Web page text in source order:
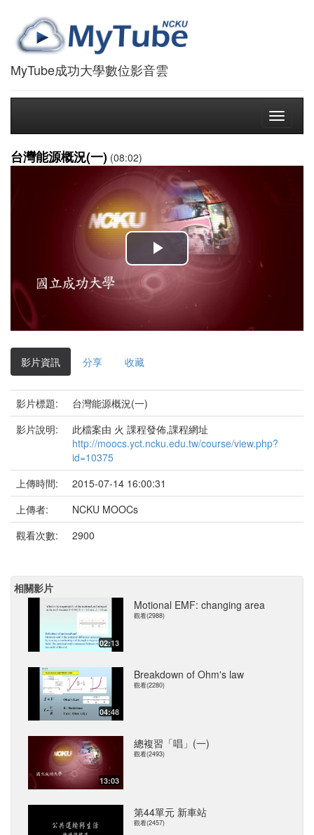
MyTube成功大學數位影音雲
Toggle
台灣能源概況(一) (08:02)
播
放
影
影片資訊 分享 收藏
影片標題:
台灣能源概況(一)
影片說明:
此檔案由 火 課程發佈,課程網址
http://moocs.yct.ncku.edu.tw/course/view.php?
id=10375
上傳時間:
2015-07-14 16:00:31
上傳者:
NCKU MOOCs
觀看次數:
2900
相關影片
02:13
Motional EMF: changing area
觀看(2988)
04:48
Breakdown of Ohm's law
觀看(2280)
13:03
總複習「唱」(一)
觀看(2493)
第44單元 新車站
觀看(2457)